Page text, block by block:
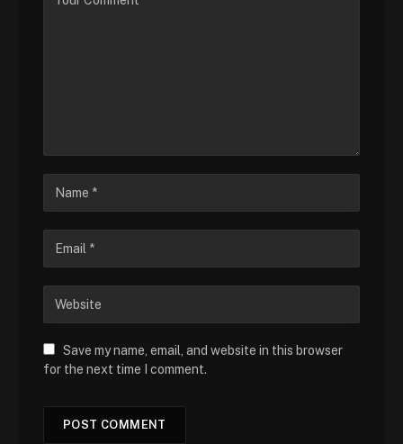
Save my name, email, and website in this browser
for the next time I comment.